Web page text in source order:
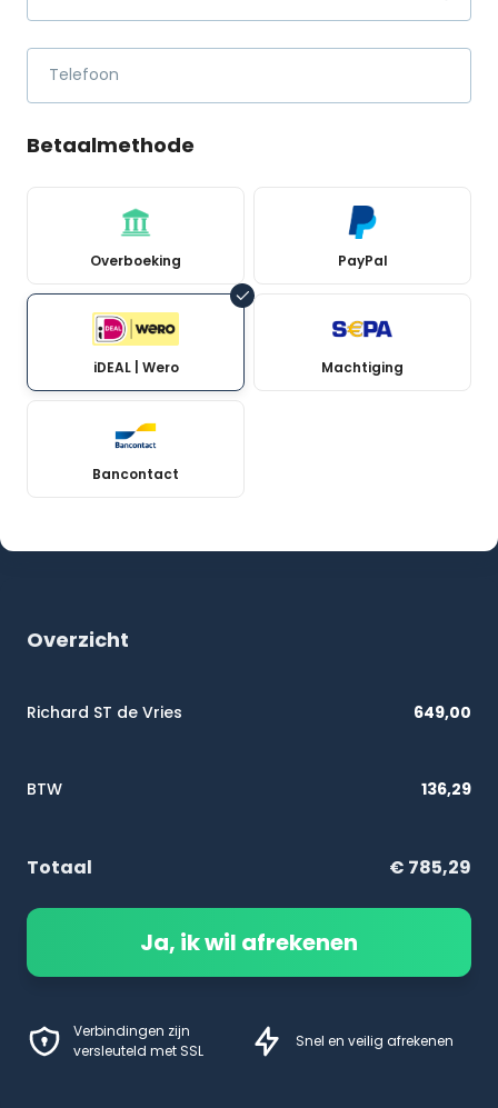
Telefoon
Betaalmethode
Overboeking PayPal
iDEAL | Wero Machtiging
Bancontact
Overzicht
Richard ST de Vries 649,00
BTW 136,29
Totaal € 785,29
Ja, ik wil afrekenen
Verbindingen zijn
versleuteld met SSL
Snel en veilig afrekenen